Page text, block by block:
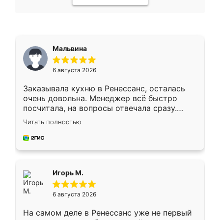
Мальвина
6 августа 2026
Заказывала кухню в Ренессанс, осталась
очень довольна. Менеджер всё быстро
посчитала, на вопросы отвечала сразу.
Замерщик приехал в субботу, подошёл к
делу со всей ответственностью. Собрали
за день, ребята работали аккуратно, даже
Читать полностью
Игорь М.
6 августа 2026
На самом деле в Ренессанс уже не первый